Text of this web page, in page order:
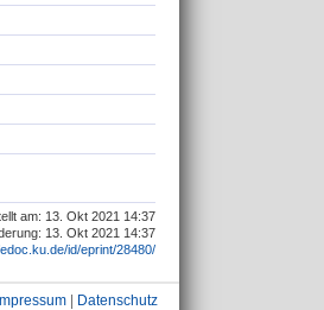
am: 13. Okt 2021 14:37
13. Okt 2021 14:37
id/eprint/28480/
Impressum Datenschutz